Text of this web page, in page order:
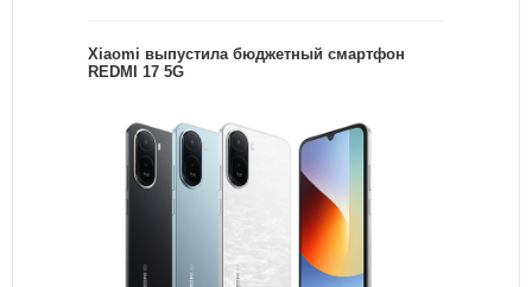
Xiaomi выпустила бюджетный смартфон
REDMI 17 5G